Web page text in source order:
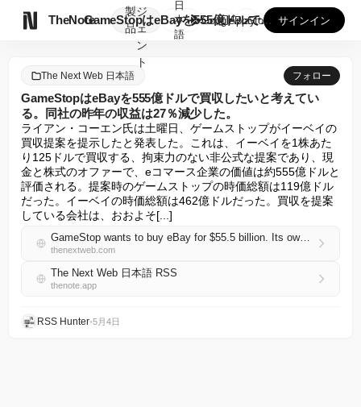
TheNote
製
品
ジ
ェ
ン
ト
GameStopはeBayを555億ドルで買収したいと考えて...
日
本
語
GooglePlay
AppStore サインイン
The Next Web 日本語 フォロー
GameStopはeBayを555億ドルで買収したいと考えてい
る。同社の昨年の収益は27％減少した。
ライアン・コーエン氏は土曜日、ゲームストップがイーベイの
買収提案を提示したと発表した。これは、イーベイを1株あた
り125ドルで買収する、拘束力のない非公式な提案であり、現
金と株式のオファーで、eコマース企業の価値は約555億ドルと
評価される。提案時のゲームストップの時価総額は119億ドル
だった。イーベイの時価総額は462億ドルだった。買収を提案
している会社は、おおよそ[...]
GameStop wants to buy eBay for $55.5 billion. Its own revenue fell 27 per cent last year.
thenextweb.com
The Next Web 日本語 RSS
thenote.app
RSS Hunter•5月4日